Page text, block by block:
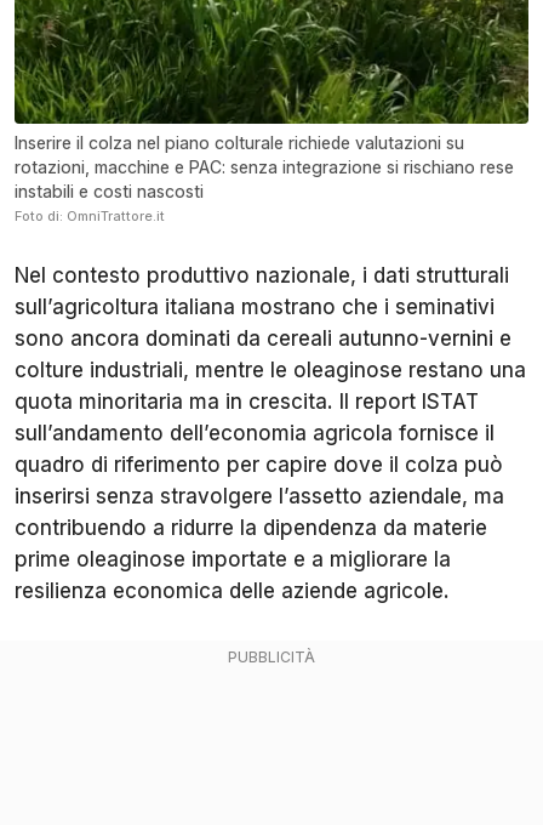
Inserire il colza nel piano colturale richiede valutazioni su
rotazioni, macchine e PAC: senza integrazione si rischiano rese
instabili e costi nascosti
Foto di: OmniTrattore.it
Nel contesto produttivo nazionale, i dati strutturali
sull’agricoltura italiana mostrano che i seminativi
sono ancora dominati da cereali autunno-vernini e
colture industriali, mentre le oleaginose restano una
quota minoritaria ma in crescita. Il report ISTAT
sull’andamento dell’economia agricola fornisce il
quadro di riferimento per capire dove il colza può
inserirsi senza stravolgere l’assetto aziendale, ma
contribuendo a ridurre la dipendenza da materie
prime oleaginose importate e a migliorare la
resilienza economica delle aziende agricole.